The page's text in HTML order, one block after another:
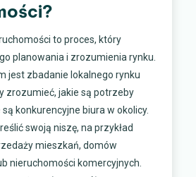
to proces, który
planowania i zrozumienia rynku.
jest zbadanie lokalnego rynku
zrozumieć, jakie są potrzeby
konkurencyjne biura w okolicy.
swoją niszę, na przykład
mieszkań, domów
nieruchomości komercyjnych.